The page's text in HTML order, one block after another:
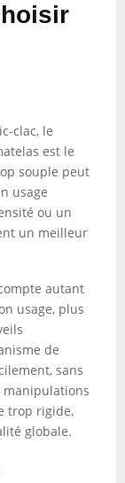
clac, le
est le
souple peut
usage
ou un
un meilleur
autant
usage, plus
de
sans
manipulations
trop rigide,
globale.